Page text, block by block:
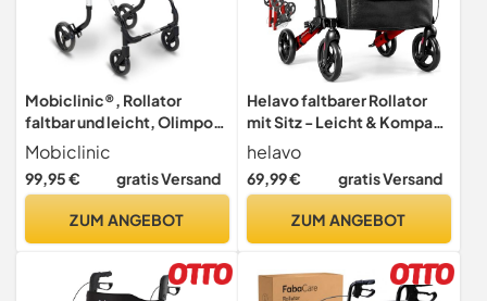
Mobiclinic®, Rollator
faltbar und leicht, Olimpo,
Aluminium, Modern,
Gehrahmen für senioren mit
korb, Einhebelig,
tablett, Lenkrollen,
wohnung
Mobiclinic
99,95 € gratis Versand
ZUM ANGEBOT
Helavo faltbarer Rollator
mit Sitz - Leicht & Kompakt
für Drinnen & Draußen
helavo
69,99 € gratis Versand
ZUM ANGEBOT